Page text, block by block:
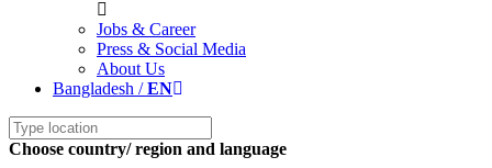
Jobs & Career
Press & Social Media
About Us
Bangladesh /EN
Choose country/ region and language